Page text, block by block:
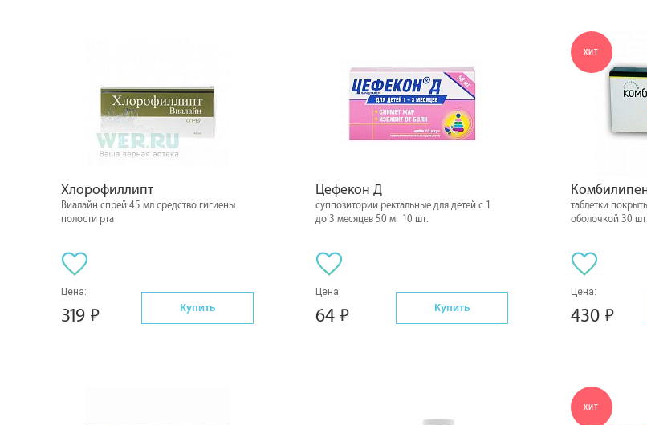
Хлорофиллипт
Виалайн спрей 45 мл средство гигиены
полости рта
Цена:
319 Купить
Цефекон Д
суппозитории ректальные для детей с 1
до 3 месяцев 50 мг 10 шт.
Цена:
64 Купить
ХИТ
таблетки
оболочкой 30 шт.
Цена:
430
ХИТ